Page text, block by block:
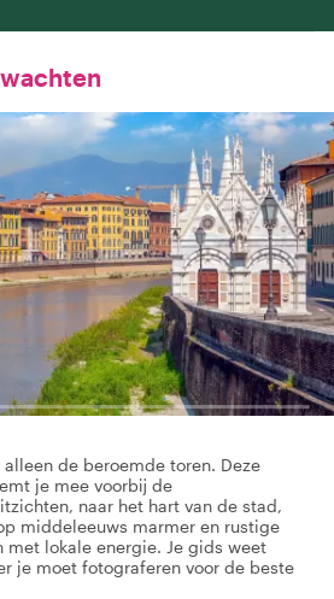
de beroemde toren. Deze
je mee voorbij de
naar het hart van de stad,
middeleeuws marmer en rustige
met lokale energie. Je gids weet
je moet fotograferen voor de beste